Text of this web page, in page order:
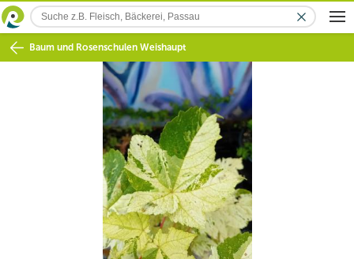
Baum und Rosenschulen Weishaupt